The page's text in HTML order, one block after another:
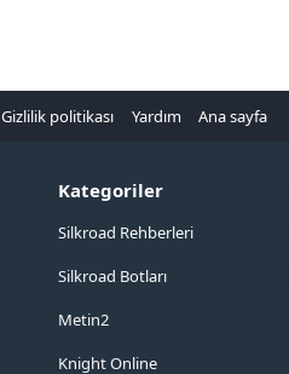
Gizlilik politikası Yardım Ana sayfa
Kategoriler
Silkroad Rehberleri
Silkroad Botları
Metin2
Knight Online